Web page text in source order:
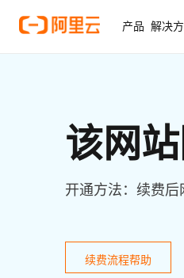
产品 解决
该网
开通方法：续费
续费流程帮助